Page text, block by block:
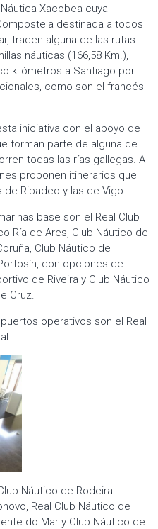
Xacobea cuya
destinada a todos
tracen alguna de las rutas
náuticas (166,58 Km.),
kilómetros a Santiago por
como son el francés
iniciativa con el apoyo de
forman parte de alguna de
todas las rías gallegas. A
proponen itinerarios que
Ribadeo y las de Vigo.
base son el Real Club
Ría de Ares, Club Náutico de
Club Náutico de
con opciones de
de Riveira y Club Náutico
Cruz.
operativos son el Real
Náutico de Rodeira
Real Club Náutico de
do Mar y Club Náutico de